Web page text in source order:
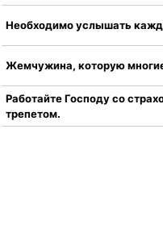
Необходимо услышать
Жемчужина, которую
Работайте Господу со
трепетом.